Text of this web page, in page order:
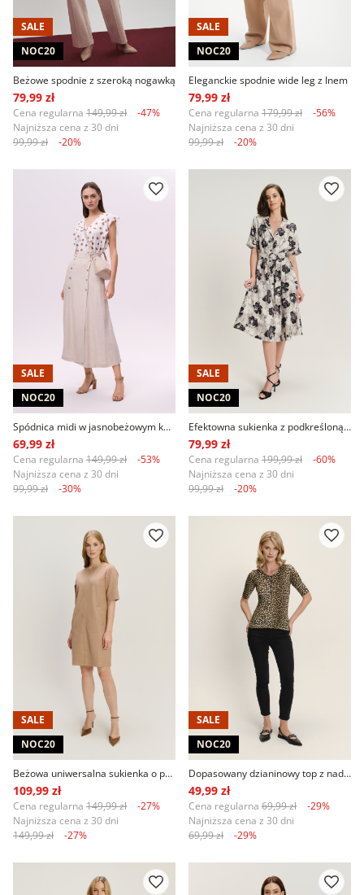
SALE
NOC20
Beżowe spodnie z szeroką nogawką
79,99 zł
Cena regularna 149,99 zł
-47%
Najniższa cena z 30 dni
99,99 zł
-20%
SALE
NOC20
Eleganckie spodnie wide leg z lnem
79,99 zł
Cena regularna 179,99 zł
-56%
Najniższa cena z 30 dni
99,99 zł
-20%
SALE
NOC20
Spódnica midi w jasnobeżowym kolorze
69,99 zł
Cena regularna 149,99 zł
-53%
Najniższa cena z 30 dni
99,99 zł
-30%
SALE
NOC20
Efektowna sukienka z podkreśloną talią i kwiatowym printem
79,99 zł
Cena regularna 199,99 zł
-60%
Najniższa cena z 30 dni
99,99 zł
-20%
SALE
NOC20
Beżowa uniwersalna sukienka o prostym fasonie
109,99 zł
Cena regularna 149,99 zł
-27%
Najniższa cena z 30 dni
149,99 zł
-27%
SALE
NOC20
Dopasowany dzianinowy top z nadrukiem w panterkę
49,99 zł
Cena regularna 69,99 zł
-29%
Najniższa cena z 30 dni
69,99 zł
-29%